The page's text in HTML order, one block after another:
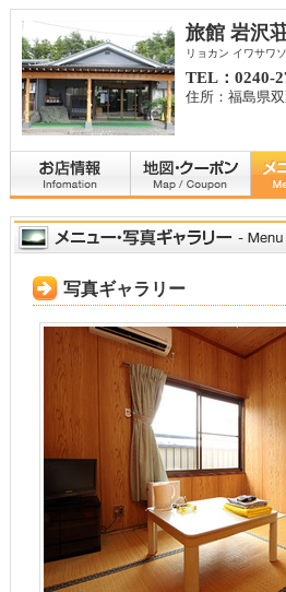
旅館 岩沢
リョカン イワサワ
TEL：0240-
住所：福島県
写真ギャラリー